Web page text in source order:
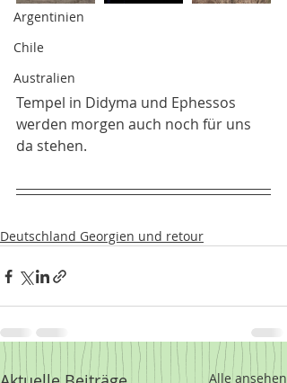
Argentinien
Chile
Australien
Tempel in Didyma und Ephessos
werden morgen auch noch für uns
da stehen.
Deutschland Georgien und retour
Alle ansehen